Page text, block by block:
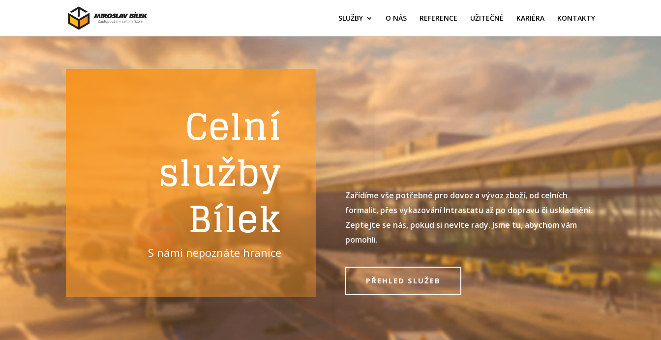
SLUŽBY O NÁS REFERENCE UŽITEČNÉ KARIÉRA KONTAKTY
Celní
služby
Bílek
S námi nepoznáte hranice
Zařídíme vše potřebné pro dovoz a vývoz zboží, od celních
formalit, přes vykazování Intrastatu až po dopravu či uskladnění.
Zeptejte se nás, pokud si nevíte rady. Jsme tu, abychom vám
pomohli.
PŘEHLED SLUŽEB